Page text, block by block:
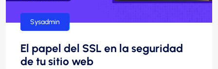
hosting
Sysadmin
El papel del SSL en la seguridad
de tu sitio web